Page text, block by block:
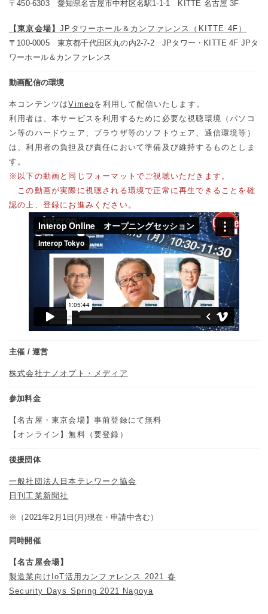
〒450-6303 愛知県名古屋市中村区名駅1-1-1 KITTE 名古屋 3F
【東京会場】JPタワーホール＆カンファレンス（KITTE 4F）
〒100-0005 東京都千代田区丸の内2-7-2 JPタワー・KITTE 4F JPタ
ワーホール＆カンファレンス
動画配信の環境
本コンテンツはVimeoを利用して配信いたします。
利用者は、本サービスを利用するために必要な視聴環境（パソコ
ン等のハードウェア、ブラウザ等のソフトウェア、通信環境等）
は、利用者の負担及び責任において準備及び維持するものとしま
す。
※以下の動画と同じフォーマットでご視聴いただきます。
この動画が実際に視聴される環境で正常に再生できることを確
認の上、登録にお進みください。
主催 / 運営
株式会社ナノオプト・メディア
参加料金
【名古屋・東京会場】事前登録にて無料
【オンライン】無料（要登録）
後援団体
一般社団法人日本テレワーク協会
日刊工業新聞社
※（2021年2月1日(月)現在・申請中含む）
同時開催
【名古屋会場】
製造業向けIoT活用カンファレンス 2021 春
Security Days Spring 2021 Nagoya